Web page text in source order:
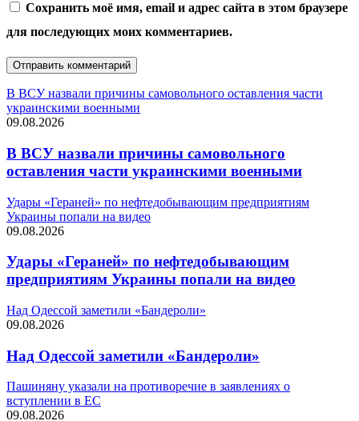
Сохранить моё имя, email и адрес сайта в этом браузере
для последующих моих комментариев.
В ВСУ назвали причины самовольного оставления части
украинскими военными
09.08.2026
В ВСУ назвали причины самовольного
оставления части украинскими военными
Удары «Гераней» по нефтедобывающим предприятиям
Украины попали на видео
09.08.2026
Удары «Гераней» по нефтедобывающим
предприятиям Украины попали на видео
Над Одессой заметили «Бандероли»
09.08.2026
Над Одессой заметили «Бандероли»
Пашиняну указали на противоречие в заявлениях о
вступлении в ЕС
09.08.2026